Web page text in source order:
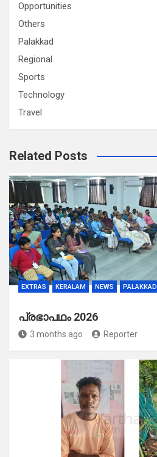
Opportunities
Others
Palakkad
Regional
Sports
Technology
Travel
Related Posts
EXTRAS KERALAM NEWS PALAKKAD
പ്രഭാപഥം 2026
3 months ago Reporter